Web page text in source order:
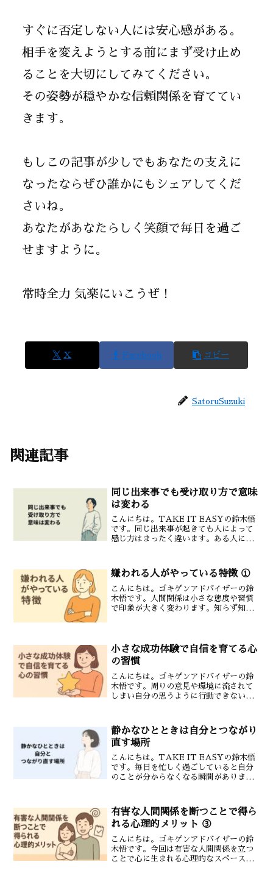
すぐに否定しない人には安心感がある。
相手を変えようとする前にまず受け止め
ることを大切にしてみてください。
その姿勢が穏やかな信頼関係を育ててい
きます。
もしこの記事が少しでもあなたの支えに
なったならぜひ誰かにもシェアしてくだ
さいね。
あなたがあなたらしく笑顔で毎日を過ご
せますように。
常時全力 気楽にいこうぜ！
X Facebook コピー
SatoruSuzuki
関連記事
同じ出来事でも受け取り方で意味
は変わる
こんにちは。TAKE IT EASYの鈴木悟
です。同じ出来事が起きても人によって
感じ方はまったく違います。ある人にと
のは「何が起きたか」ではなく「どう受
け取るか」です。...
嫌われる人がやっている特徴 ①
こんにちは。ゴキゲンアドバイザーの鈴
木悟です。人間関係は小さな態度や習慣
で印象が大きく変わります。知らず知ら
す。自己中心的な行動自分...
小さな成功体験で自信を育てる心
の習慣
こんにちは。ゴキゲンアドバイザーの鈴
木悟です。周りの意見や環境に流されて
しまい自分の思うように行動できないと
です。そしてその心は小さな成功体験を
積み重ねることで育ってい...
静かなひとときは自分とつながり
直す場所
こんにちは。TAKE IT EASYの鈴木悟
です。毎日を忙しく過ごしていると自分
のことが分からなくなる瞬間がありま
持ちは後回しになっている。そんなとき
に必要なのが静かな...
有害な人間関係を断つことで得ら
れる心理的メリット ③
こんにちは。ゴキゲンアドバイザーの鈴
木悟です。今回は有害な人間関係を立つ
ことで心に生まれる心理的なスペースと